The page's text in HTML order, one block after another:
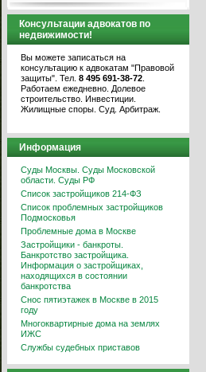
Консультации адвокатов по
недвижимости!
Вы можете записаться на
консультацию к адвокатам "Правовой
защиты". Тел. 8 495 691-38-72
Работаем ежедневно. Долевое
строительство. Инвестиции.
Жилищные споры. Суд. Арбитраж.
Информация
Суды Москвы. Суды Московской
области. Суды РФ
Список застройщиков 214-ФЗ
Список проблемных застройщиков
Подмосковья
Проблемные дома в Москве
Застройщики - банкроты.
Банкротство застройщика.
Информация о застройщиках,
находящихся в состоянии
банкротства
Снос пятиэтажек в Москве в 2015
году
Многоквартирные дома на землях
ИЖС
Службы судебных приставов